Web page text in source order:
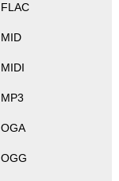
FLAC
MID
MIDI
MP3
OGA
OGG